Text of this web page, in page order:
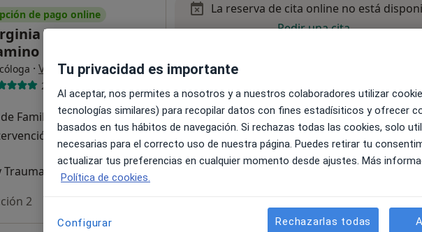
de pago online
Fernández
· Ver más
20 opiniones
Familia , Pareja
informada por
Trauma
2
La reserva de cita online no está
Pedir una cita
Tu privacidad es importante
Al aceptar, nos permites a nosotros y a nuestros colaboradores utilizar
tecnologías similares) para recopilar datos con fines estadísiticos y ofrecer
basados en tus hábitos de navegación. Si rechazas todas las cookies, solo
necesarias para el correcto uso de nuestra página. Puedes retirar tu
actualizar tus preferencias en cualquier momento desde ajustes. Más
Política de cookies.
Configurar Rechazarlas todas